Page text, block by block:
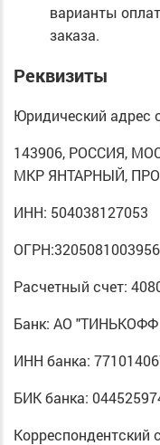
варианты
заказа.
Реквизиты
Юридический адрес
143906, РОССИЯ,
МКР ЯНТАРНЫЙ,
ИНН: 504038127053
Расчетный счет:
Банк: АО
ИНН банка:
БИК банка:
Корреспондентский